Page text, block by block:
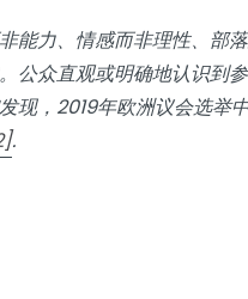
能力、情感而非理性、部
公众直观或明确地认识到
现，2019年欧洲议会选举
.